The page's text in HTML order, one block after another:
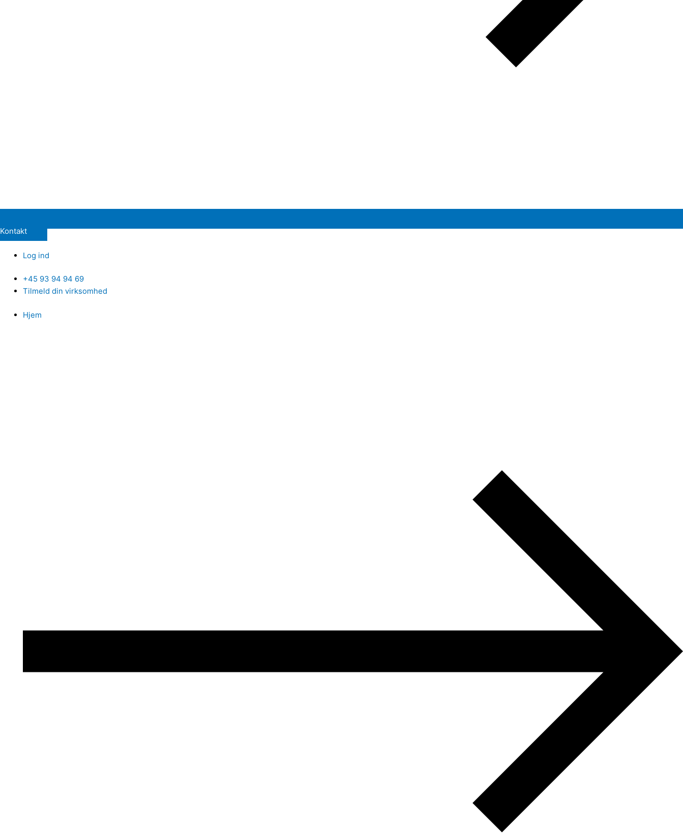
Kontakt
Log ind
+45 93 94 94 69
Tilmeld din virksomhed
Hjem